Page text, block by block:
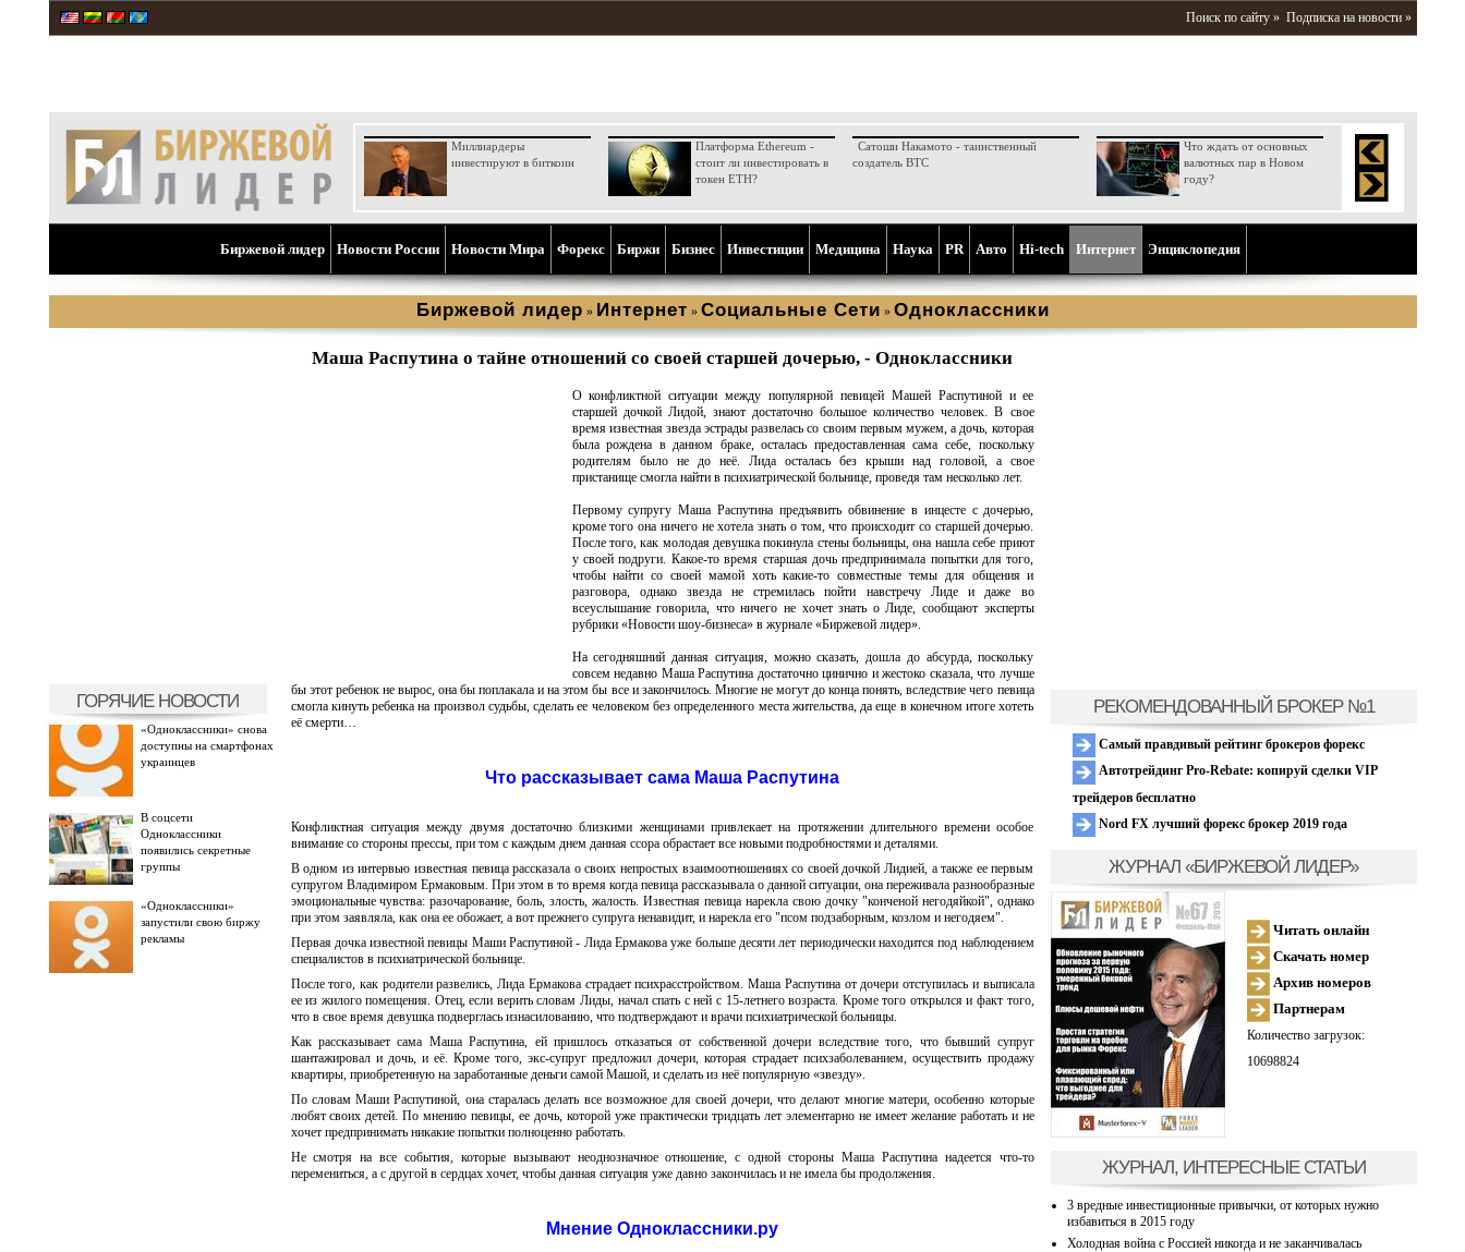
Поиск по сайту » Подписка на новости »
Миллиардеры
инвестируют в биткоин
Платформа Ethereum -
стоит ли инвестировать в
токен ETH?
Сатоши Накамото - таинственный
создатель BTC
Что ждать от основных
валютных пар в Новом
году?
Биржевой лидер Новости России Новости Мира Форекс Биржи Бизнес Инвестиции Медицина Наука PR Aвто Hi-tech Интернет Энциклопедия
Биржевой лидер » Интернет » Социальные Сети » Одноклассники
ГОРЯЧИЕ НОВОСТИ
«Одноклассники» снова
доступны на смартфонах
украинцев
В соцсети
Одноклассники
появились секретные
группы
«Одноклассники»
запустили свою биржу
рекламы
Маша Распутина о тайне отношений со своей старшей дочерью, - Одноклассники
О конфликтной ситуации между популярной певицей Машей Распутиной и ее
старшей дочкой Лидой, знают достаточно большое количество человек. В свое
время известная звезда эстрады развелась со своим первым мужем, а дочь, которая
была рождена в данном браке, осталась предоставленная сама себе, поскольку
родителям было не до неё. Лида осталась без крыши над головой, а свое
пристанище смогла найти в психиатрической больнице, проведя там несколько лет.
Первому супругу Маша Распутина предъявить обвинение в инцесте с дочерью,
кроме того она ничего не хотела знать о том, что происходит со старшей дочерью.
После того, как молодая девушка покинула стены больницы, она нашла себе приют
у своей подруги. Какое-то время старшая дочь предпринимала попытки для того,
чтобы найти со своей мамой хоть какие-то совместные темы для общения и
разговора, однако звезда не стремилась пойти навстречу Лиде и даже во
всеуслышание говорила, что ничего не хочет знать о Лиде, сообщают эксперты
рубрики «Новости шоу-бизнеса» в журнале «Биржевой лидер».
На сегодняшний данная ситуация, можно сказать, дошла до абсурда, поскольку
совсем недавно Маша Распутина достаточно цинично и жестоко сказала, что лучше
бы этот ребенок не вырос, она бы поплакала и на этом бы все и закончилось. Многие не могут до конца понять, вследствие чего певица
смогла кинуть ребенка на произвол судьбы, сделать ее человеком без определенного места жительства, да еще в конечном итоге хотеть
её смерти…
Что рассказывает сама Маша Распутина
Конфликтная ситуация между двумя достаточно близкими женщинами привлекает на протяжении длительного времени особое
внимание со стороны прессы, при том с каждым днем данная ссора обрастает все новыми подробностями и деталями.
В одном из интервью известная певица рассказала о своих непростых взаимоотношениях со своей дочкой Лидией, а также ее первым
супругом Владимиром Ермаковым. При этом в то время когда певица рассказывала о данной ситуации, она переживала разнообразные
эмоциональные чувства: разочарование, боль, злость, жалость. Известная певица нарекла свою дочку "конченой негодяйкой", однако
при этом заявляла, как она ее обожает, а вот прежнего супруга ненавидит, и нарекла его "псом подзаборным, козлом и негодяем".
Первая дочка известной певицы Маши Распутиной - Лида Ермакова уже больше десяти лет периодически находится под наблюдением
специалистов в психиатрической больнице.
После того, как родители развелись, Лида Ермакова страдает психрасстройством. Маша Распутина от дочери отступилась и выписала
ее из жилого помещения. Отец, если верить словам Лиды, начал спать с ней с 15-летнего возраста. Кроме того открылся и факт того,
что в свое время девушка подверглась изнасилованию, что подтверждают и врачи психиатрической больницы.
Как рассказывает сама Маша Распутина, ей пришлось отказаться от собственной дочери вследствие того, что бывший супруг
шантажировал и дочь, и её. Кроме того, экс-супруг предложил дочери, которая страдает психзаболеванием, осуществить продажу
квартиры, приобретенную на заработанные деньги самой Машой, и сделать из неё популярную «звезду».
По словам Маши Распутиной, она старалась делать все возможное для своей дочери, что делают многие матери, особенно которые
любят своих детей. По мнению певицы, ее дочь, которой уже практически тридцать лет элементарно не имеет желание работать и не
хочет предпринимать никакие попытки полноценно работать.
Не смотря на все события, которые вызывают неоднозначное отношение, с одной стороны Маша Распутина надеется что-то
перемениться, а с другой в сердцах хочет, чтобы данная ситуация уже давно закончилась и не имела бы продолжения.
Мнение Одноклассники.ру
РЕКОМЕНДОВАННЫЙ БРОКЕР №1
Самый правдивый рейтинг брокеров форекс
Автотрейдинг Pro-Rebate: копируй сделки VIP
трейдеров бесплатно
Nord FX лучший форекс брокер 2019 года
ЖУРНАЛ «БИРЖЕВОЙ ЛИДЕР»
Читать онлайн
Скачать номер
Архив номеров
Партнерам
Количество загрузок:
10698824
ЖУРНАЛ, ИНТЕРЕСНЫЕ СТАТЬИ
3 вредные инвестиционные привычки, от которых нужно
избавиться в 2015 году
Холодная война с Россией никогда и не заканчивалась